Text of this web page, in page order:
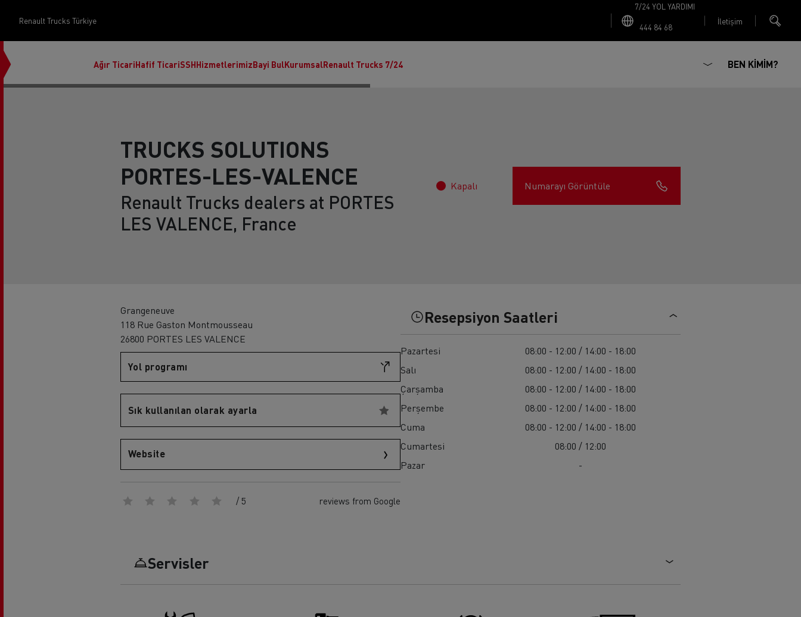
Renault Trucks Türkiye
7/24 YOL YARDIMI
444 84 68
İletişim
Ağır Ticari
Renault Trucks D
Uzun yol Frigo taşımacılığı Maden taşımacılığı Tanker taşımacılığı
Hafif TicariSSHHizmetlerimizBayi BulKurumsalRenault Trucks 7/24 BEN KİMİM?
TRUCKS SOLUTIONS
PORTES-LES-VALENCE
Renault Trucks dealers at PORTES
LES VALENCE, France
Kapalı Numarayı Görüntüle
Grangeneuve
118 Rue Gaston Montmousseau
26800 PORTES LES VALENCE
Yol programı
Sık kullanılan olarak ayarla
Website
/ 5 reviews from Google
Resepsiyon Saatleri
Pazartesi
08:00 - 12:00 / 14:00 - 18:00
Salı
08:00 - 12:00 / 14:00 - 18:00
Çarşamba
08:00 - 12:00 / 14:00 - 18:00
Perşembe
08:00 - 12:00 / 14:00 - 18:00
Cuma
08:00 - 12:00 / 14:00 - 18:00
Cumartesi
08:00 / 12:00
Pazar
-
Servisler